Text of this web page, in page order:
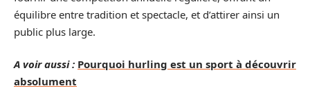
équilibre entre tradition et spectacle, et d’attirer ainsi un
public plus large.
A voir aussi : Pourquoi hurling est un sport à découvrir
absolument